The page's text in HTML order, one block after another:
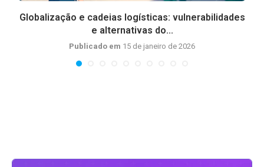
Globalização e cadeias logísticas: vulnerabilidades
e alternativas do...
Publicado em 15 de janeiro de 2026